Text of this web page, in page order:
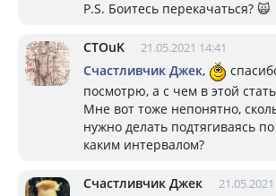
P.S. Боитесь перекачаться? 🙀
CTOuK 21.05.2021 14:41
Счастливчик Джек,
посмотрю, а с чем в этой
Мне вот тоже непонятно,
нужно делать подтягиваясь
каким интервалом?
Счастливчик Джек